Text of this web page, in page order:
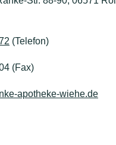
(Telefon)
(Fax)
apotheke-wiehe.de